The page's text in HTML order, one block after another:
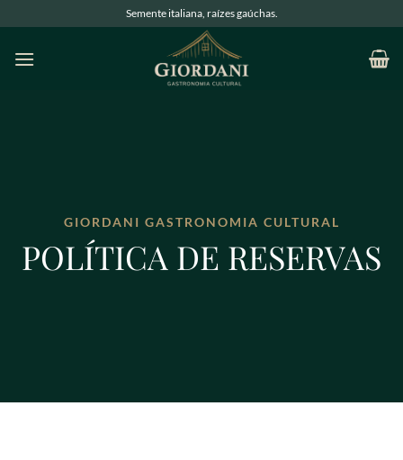
Semente italiana, raízes gaúchas.
GIORDANI GASTRONOMIA CULTURAL
POLÍTICA DE RESERVAS